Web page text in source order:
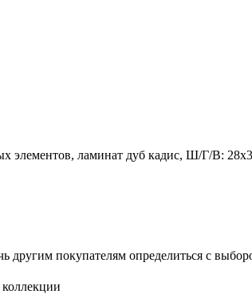
элементов, ламинат дуб кадис, Ш/Г/В:
другим покупателям определиться с